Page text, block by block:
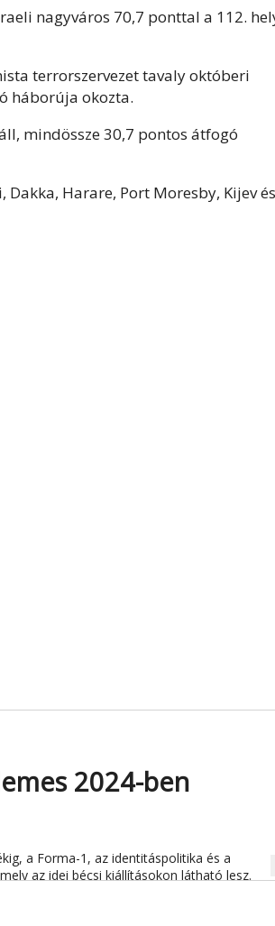
nagyváros 70,7 ponttal a 112.
terrorszervezet tavaly októberi
háborúja okozta.
mindössze 30,7 pontos átfogó
Harare, Port Moresby, Kijev és
2024-ben
a Forma-1, az identitáspolitika és a
az idei bécsi kiállításokon látható lesz.